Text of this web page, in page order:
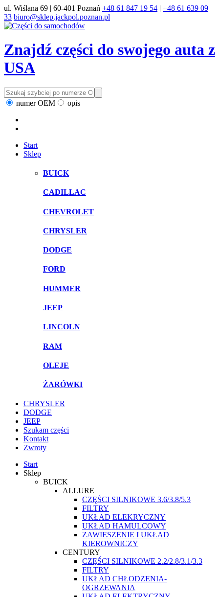
ul. Wiślana 69 | 60-401 Poznań +48 61 847 19 54 | +48 61 639 09
33 biuro@sklep.jackpol.poznan.pl
Znajdź części do swojego auta z
USA
numer OEM opis
Start
Sklep
BUICK
CADILLAC
CHEVROLET
CHRYSLER
DODGE
FORD
HUMMER
JEEP
LINCOLN
RAM
OLEJE
ŻARÓWKI
CHRYSLER
DODGE
JEEP
Szukam części
Kontakt
Zwroty
Start
Sklep
BUICK
ALLURE
CZĘŚCI SILNIKOWE 3.6/3.8/5.3
FILTRY
UKŁAD ELEKRYCZNY
UKŁAD HAMULCOWY
ZAWIESZENIE I UKŁAD
KIEROWNICZY
CENTURY
CZĘŚCI SILNIKOWE 2.2/2.8/3.1/3.3
FILTRY
UKŁAD CHŁODZENIA-
OGRZEWANIA